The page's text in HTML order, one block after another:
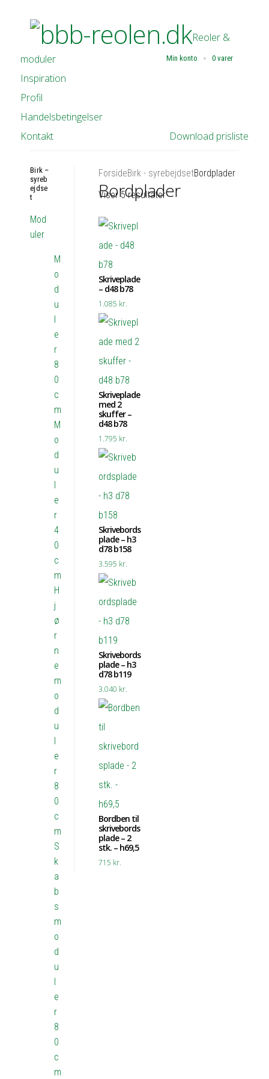
Min konto 0 varer
Reoler &
moduler
Inspiration
Profil
Handelsbetingelser
Download prisliste
Kontakt
ForsideBirk - syrebejdsetBordplader
Bordplader
Viser 5 resultater
Skriveplade
– d48 b78
1.085 kr.
Skriveplade
med 2
skuffer –
d48 b78
1.795 kr.
Skrivebords
plade – h3
d78 b158
3.595 kr.
Skrivebords
plade – h3
d78 b119
3.040 kr.
Bordben til
skrivebords
plade – 2
stk. – h69,5
715 kr.
Birk –
syreb
ejdse
t
Mod
uler
M
o
d
u
l
e
r
8
0
c
m
M
o
d
u
l
e
r
4
0
c
m
H
j
ø
r
n
e
m
o
d
u
l
e
r
8
0
c
m
S
k
a
b
s
m
o
d
u
l
e
r
8
0
c
m